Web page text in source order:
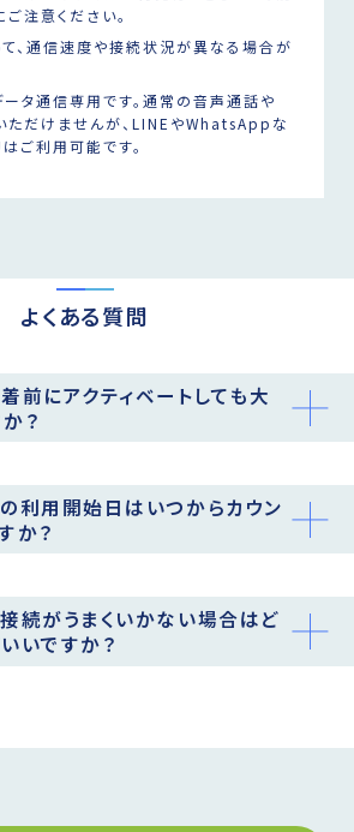
注意ください。
、通信速度や接続状況が異なる場合が
タ通信専用です。通常の音声通話や
ただけませんが、LINEやWhatsAppな
ご利用可能です。
よくある質問
前にアクティベートしても大
？
利用開始日はいつからカウン
か？
続がうまくいかない場合はど
いですか？